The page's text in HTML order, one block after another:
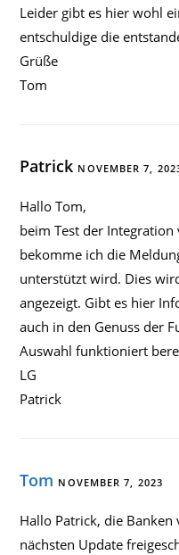
Leider gibt es hier wohl
entschuldige die
Grüße
Tom
Patrick NOVEMBER 7,
Hallo Tom,
beim Test der Integration
bekomme ich die
unterstützt wird. Dies
angezeigt. Gibt es hier
auch in den Genuss der
Auswahl funktioniert
LG
Patrick
Tom NOVEMBER 7, 2023
Hallo Patrick, die
nächsten Update